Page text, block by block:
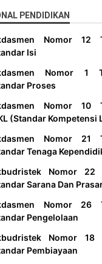
PENDIDIKAN
Nomor 12
Isi
Nomor 1
Proses
Nomor 10
(Standar Kompetensi
Nomor 21
Tenaga
Nomor 22
Sarana Dan
Nomor 26
Pengelolaan
Nomor 18
Pembiayaan